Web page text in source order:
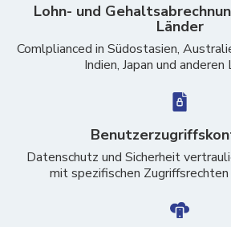
Lohn- und
Länder
Comlplianced in Südostasien,
Indien, Japan und anderen
Datenschutz und Sicherheit
mit spezifischen